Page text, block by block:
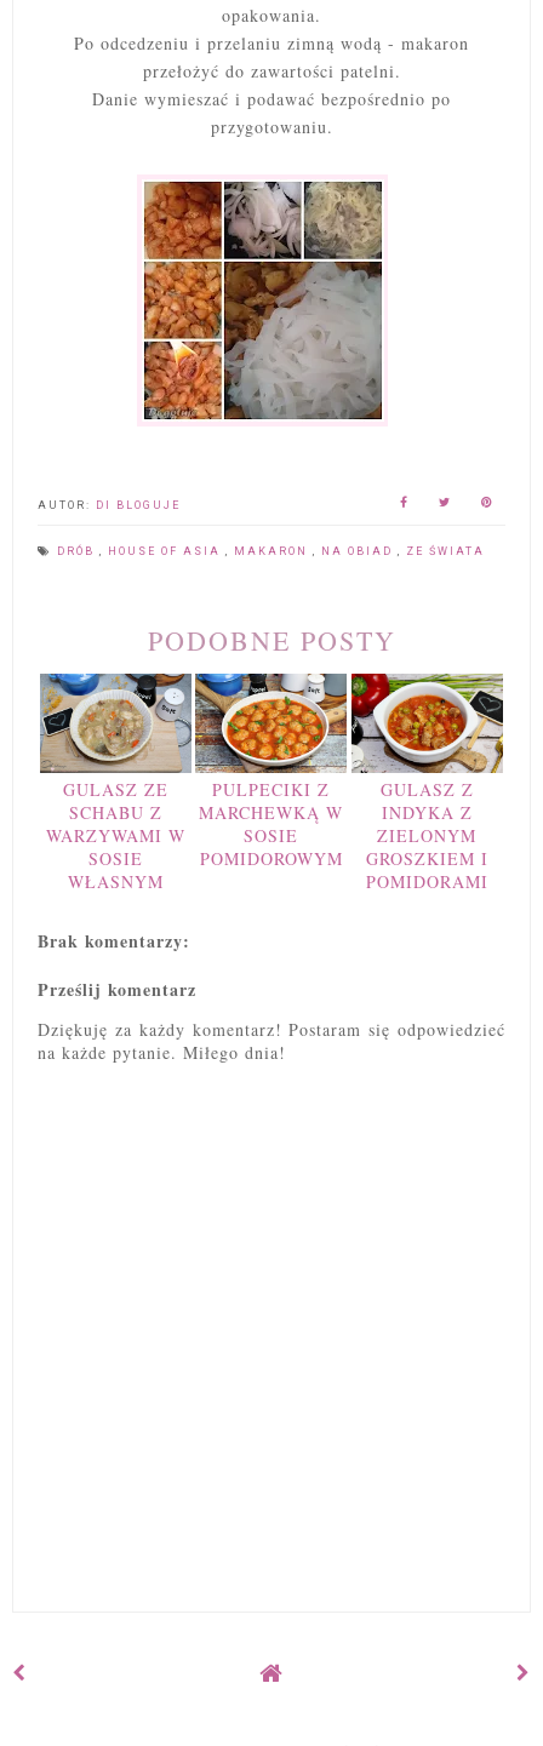
opakowania.
Po odcedzeniu i przelaniu zimną wodą - makaron
przełożyć do zawartości patelni.
Danie wymieszać i podawać bezpośrednio po
przygotowaniu.
AUTOR: DI BLOGUJE
DRÓB HOUSE OF ASIA MAKARON NA OBIAD ZE ŚWIATA
PODOBNE POSTY
GULASZ ZE
SCHABU Z
WARZYWAMI W
SOSIE
WŁASNYM
PULPECIKI Z
MARCHEWKĄ W
SOSIE
POMIDOROWYM
GULASZ Z
INDYKA Z
ZIELONYM
GROSZKIEM I
POMIDORAMI
Brak komentarzy:
Prześlij komentarz
Dziękuję za każdy komentarz! Postaram się odpowiedzieć
na każde pytanie. Miłego dnia!